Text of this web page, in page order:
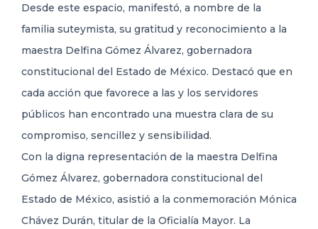
Desde este espacio, manifestó, a nombre de la
familia suteymista, su gratitud y reconocimiento a la
maestra Delfina Gómez Álvarez, gobernadora
constitucional del Estado de México. Destacó que en
cada acción que favorece a las y los servidores
públicos han encontrado una muestra clara de su
compromiso, sencillez y sensibilidad.
Con la digna representación de la maestra Delfina
Gómez Álvarez, gobernadora constitucional del
Estado de México, asistió a la conmemoración Mónica
Chávez Durán, titular de la Oficialía Mayor. La